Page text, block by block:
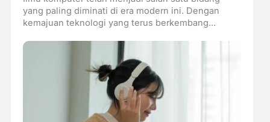
yang paling diminati di era modern ini. Dengan
kemajuan teknologi yang terus berkembang...